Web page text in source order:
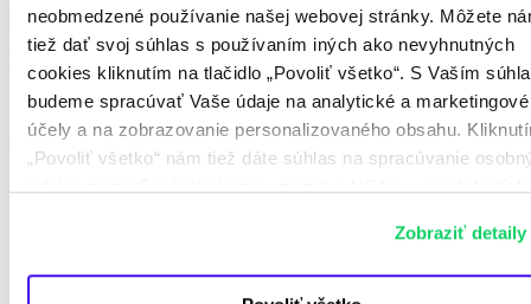
neobmedzené používanie našej webovej stránky. Môžete
tiež dať svoj súhlas s používaním iných ako nevyhnutných
cookies kliknutím na tlačidlo „Povoliť všetko“. S Vaším
budeme spracúvať Vaše údaje na analytické a marketingové
účely a na zobrazovanie personalizovaného obsahu.
„Povoliť všetko“ nám tiež dáte súhlas na spracúvanie
. Svoj súhlas môžete
kedykoľvek odvolať.
Zobraziť detaily
Bývalá banícka dedina Špania dolina láka turistov
Udržateľné cestovanie
Užitočné rady
22. 02. 2023
Len 7 km od Banskej Bystrice sa nachádza krásna dedina s horskou
scenériou. Medzi najznámejšie historické banské lokality na
Slovensku nepochybne patrí Banská Štiavnica, či...